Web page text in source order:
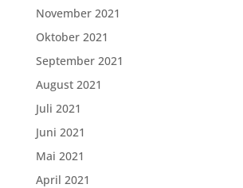
November 2021
Oktober 2021
September 2021
August 2021
Juli 2021
Juni 2021
Mai 2021
April 2021